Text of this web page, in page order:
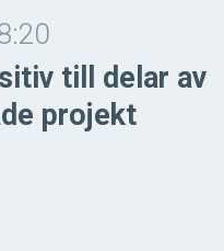
till delar av
projekt